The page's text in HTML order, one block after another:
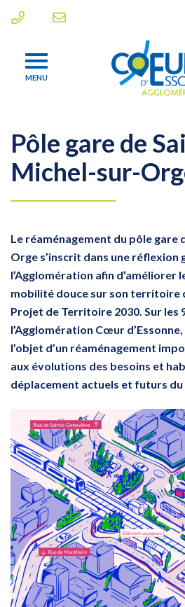
MENU
Pôle gare de
Michel-sur-
Le réaménagement du pôle gare
Orge s’inscrit dans une réflexion
l’Agglomération afin d’améliorer
mobilité douce sur son territoire
Projet de Territoire 2030. Sur les
l’Agglomération Cœur
l’objet d’un réaménagement
aux évolutions des besoins et
déplacement actuels et futurs